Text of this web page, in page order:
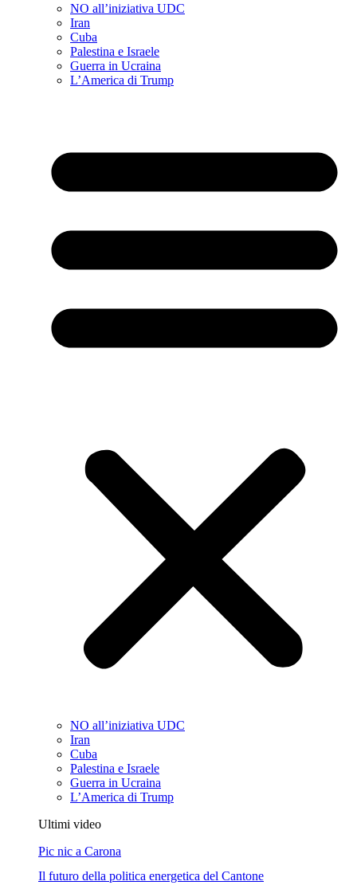
NO all’iniziativa UDC
Iran
Cuba
Palestina e Israele
Guerra in Ucraina
L’America di Trump
NO all’iniziativa UDC
Iran
Cuba
Palestina e Israele
Guerra in Ucraina
L’America di Trump
Ultimi video
Pic nic a Carona
Il futuro della politica energetica del Cantone